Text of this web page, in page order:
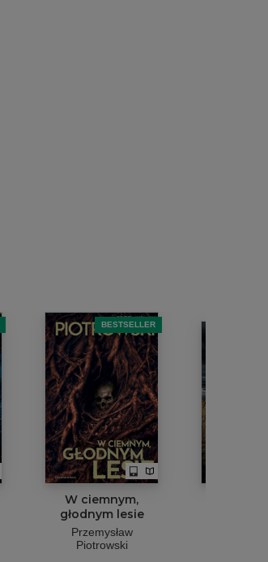
BESTSELLER
W ciemnym,
głodnym lesie
Przemysław
Piotrowski